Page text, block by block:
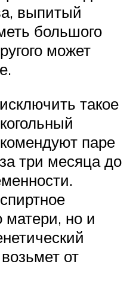
выпитый
большого
может
такое
паре
три месяца до
матери, но и
от